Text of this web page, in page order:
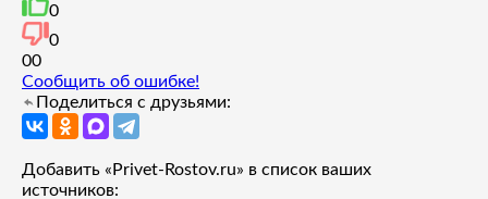
0
0
00
Сообщить об ошибке!
Поделиться с друзьями:
Добавить «Privet-Rostov.ru» в список ваших
источников: